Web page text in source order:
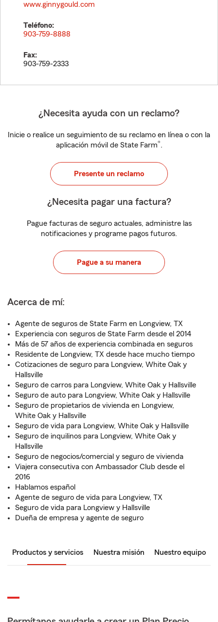
www.ginnygould.com
Teléfono:
903-759-8888
Fax:
903-759-2333
¿Necesita ayuda con un reclamo?
Inicie o realice un seguimiento de su reclamo en línea o con la
aplicación móvil de State Farm®.
Presente un reclamo
¿Necesita pagar una factura?
Pague facturas de seguro actuales, administre las
notificaciones y programe pagos futuros.
Pague a su manera
Acerca de mí:
Agente de seguros de State Farm en Longview, TX
Experiencia con seguros de State Farm desde el 2014
Más de 57 años de experiencia combinada en seguros
Residente de Longview, TX desde hace mucho tiempo
Cotizaciones de seguro para Longview, White Oak y
Hallsville
Seguro de carros para Longview, White Oak y Hallsville
Seguro de auto para Longview, White Oak y Hallsville
Seguro de propietarios de vivienda en Longview,
White Oak y Hallsville
Seguro de vida para Longview, White Oak y Hallsville
Seguro de inquilinos para Longview, White Oak y
Hallsville
Seguro de negocios/comercial y seguro de vivienda
Viajera consecutiva con Ambassador Club desde el
2016
Hablamos español
Agente de seguro de vida para Longview, TX
Seguro de vida para Longview y Hallsville
Dueña de empresa y agente de seguro
Productos y servicios Nuestra misión Nuestro equipo